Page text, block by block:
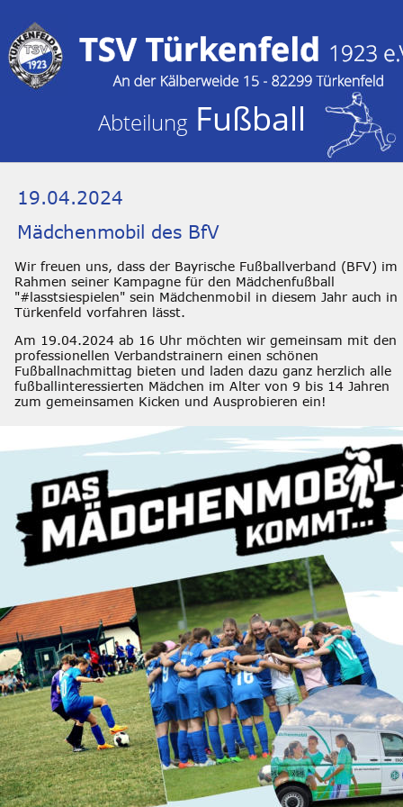
Mädchenmobil des BfV
19.04.2024
Wir freuen uns, dass der Bayrische Fußballverband (BFV) im
Rahmen seiner Kampagne für den Mädchenfußball
"#lasstsiespielen" sein Mädchenmobil in diesem Jahr auch in
Türkenfeld vorfahren lässt.
Am 19.04.2024 ab 16 Uhr möchten wir gemeinsam mit den
professionellen Verbandstrainern einen schönen
Fußballnachmittag bieten und laden dazu ganz herzlich alle
fußballinteressierten Mädchen im Alter von 9 bis 14 Jahren
zum gemeinsamen Kicken und Ausprobieren ein!
Abteilung Fußball